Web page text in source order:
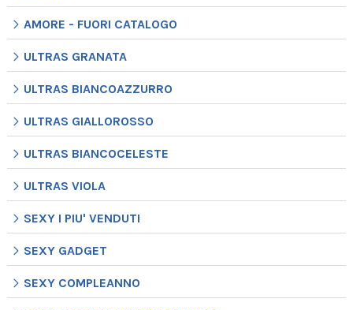
AMORE - FUORI CATALOGO
ULTRAS GRANATA
ULTRAS BIANCOAZZURRO
ULTRAS GIALLOROSSO
ULTRAS BIANCOCELESTE
ULTRAS VIOLA
SEXY I PIU' VENDUTI
SEXY GADGET
SEXY COMPLEANNO